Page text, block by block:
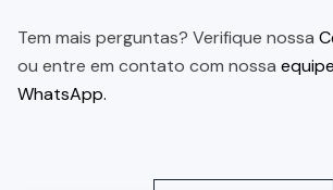
Tem mais perguntas? Verifique nossa
ou entre em contato com nossa
WhatsApp.